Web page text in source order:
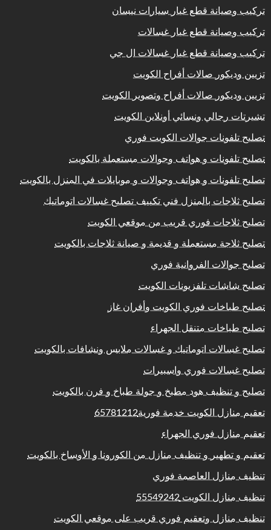
تركيب وصيانة قطع غيار سيارات نيسان
تركيب وصيانة قطع غيار غسالات
تركيب وصيانة قطع غيار غسالات ال جي
تزيين وديكور صالات أفراح الكويت
تزيين وديكور صالات أفراح وتصوير الكويت
تشيرتات رجالي ونسائي أونلاين الكويت
تصليح تلفونات جوالات الكويت فوري
تصليح تلفونات و هواتف وجوالات مستعملة بالكويت
تصليح تلفونات و هواتف وجوالات و موبايلات في المنزل بالكويت
تصليح ثلاجات بالمنزل فني تكييف تصليح غسالات اتوماتيك
تصليح ثلاجات فوري قريب من موقعي الكويت
تصليح ثلاجة مستعملة و قديمة و صيانة ثلاجات بالكويت
تصليح جوالات الفروانية فوري
تصليح شاشات تلفزيونات الكويت
تصليح طباخات فوري الكويت وأفران غاز
تصليح طباخات متنقل الجهراء
تصليح غسالات اتوماتيك و غسالات ملابس ونشافات بالكويت
تصليح غسالات فوري واسبيرات
تصليح و تنظيف هود مطبخ و جولة طباخ و فرن بالكويت
تعقيم منازل الكويت خدمة فورية65781212
تعقيم منازل فوري الجهراء
تعقيم و تطهير و تنظيف منازل من الكورونا و الأوساخ بالكويت
تنظيف منازل العاصمة فوري
تنظيف منازل الكويت 55549242
تنظيف منازل وتعقيم فوري قريب على موقعي الكويت